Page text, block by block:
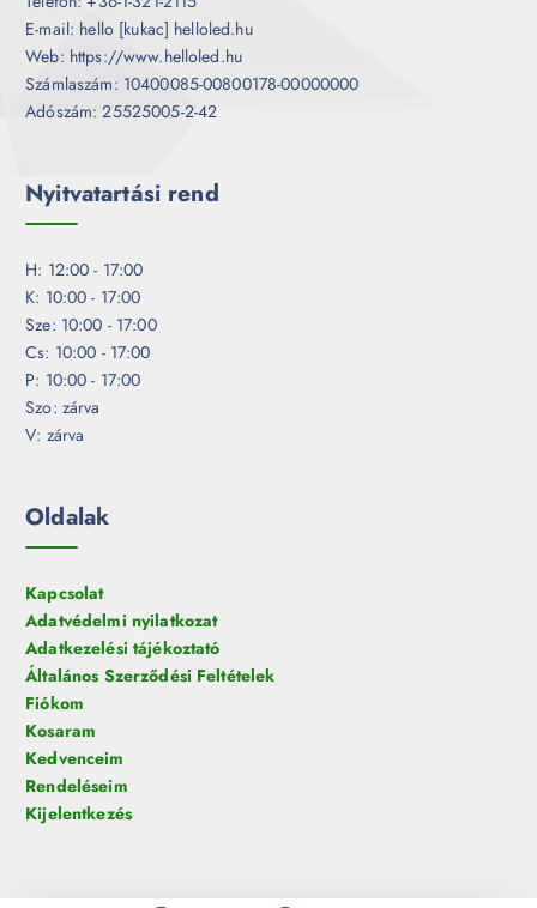
E-mail: hello [kukac] helloled.hu
Web: https://www.helloled.hu
Számlaszám: 10400085-00800178-00000000
Adószám: 25525005-2-42
Nyitvatartási rend
H: 12:00 - 17:00
K: 10:00 - 17:00
Sze: 10:00 - 17:00
Cs: 10:00 - 17:00
P: 10:00 - 17:00
Szo: zárva
V: zárva
Oldalak
Kapcsolat
Adatvédelmi nyilatkozat
Adatkezelési tájékoztató
Általános Szerződési Feltételek
Fiókom
Kosaram
Kedvenceim
Rendeléseim
Kijelentkezés